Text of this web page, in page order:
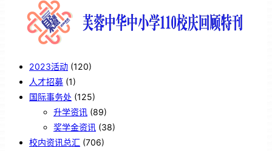
2023活动 (120)
人才招募 (1)
国际事务处 (125)
升学资讯 (89)
奖学金资讯 (38)
校内资讯总汇 (706)